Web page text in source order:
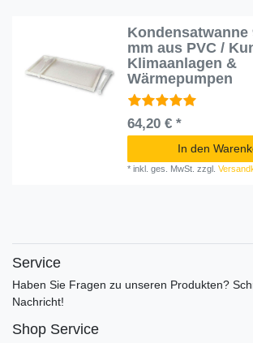
Kondensatwanne
mm aus PVC /
Klimaanlagen &
Wärmepumpen
64,20 € *
In den
*inkl. ges. MwSt. zzgl.
Service
Haben Sie Fragen zu unseren Produkten?
Nachricht!
Shop Service